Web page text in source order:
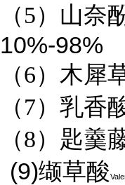
（5）山奈
10%-98%
（6）木犀
（7）乳香
（8）匙羹
(9)缬草酸